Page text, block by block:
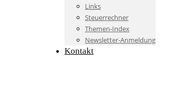
Links
Steuerrechner
Themen-Index
Newsletter-Anmeldung
Kontakt